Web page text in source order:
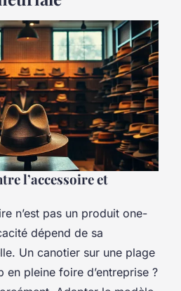
l’accessoire et
n’est pas un produit one-
dépend de sa
Un canotier sur une plage
en pleine foire d’entreprise ?